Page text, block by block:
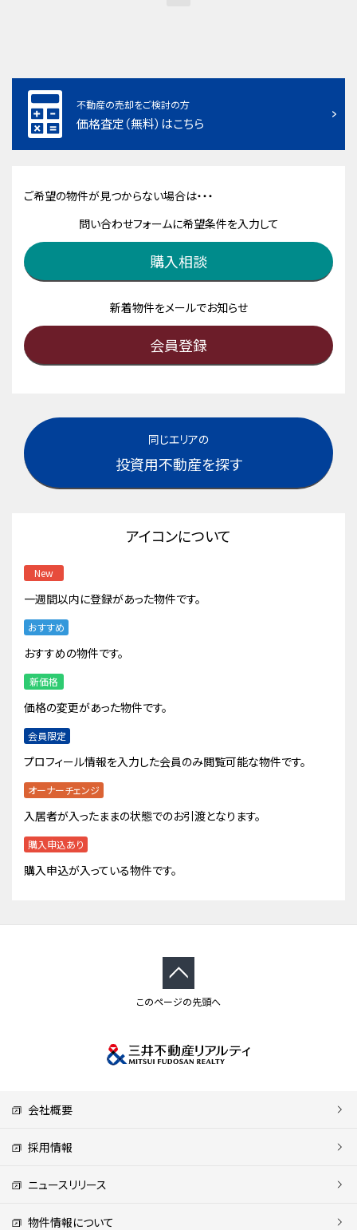
不動産の売却をご検討の方
価格査定（無料）はこちら
ご希望の物件が見つからない場合は・・・
問い合わせフォームに希望条件を入力して
購入相談
新着物件をメールでお知らせ
会員登録
同じエリアの
投資用不動産を探す
アイコンについて
New
一週間以内に登録があった物件です。
おすすめ
おすすめの物件です。
新価格
価格の変更があった物件です。
会員限定
プロフィール情報を入力した会員のみ閲覧可能な物件です。
オーナーチェンジ
入居者が入ったままの状態でのお引渡となります。
購入申込あり
購入申込が入っている物件です。
このページの先頭へ
会社概要
採用情報
ニュースリリース
物件情報について